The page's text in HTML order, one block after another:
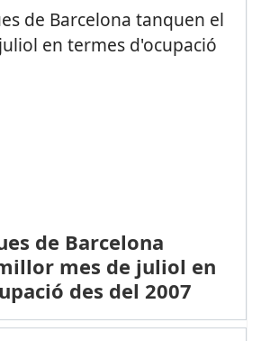
de Barcelona
mes de juliol en
des del 2007